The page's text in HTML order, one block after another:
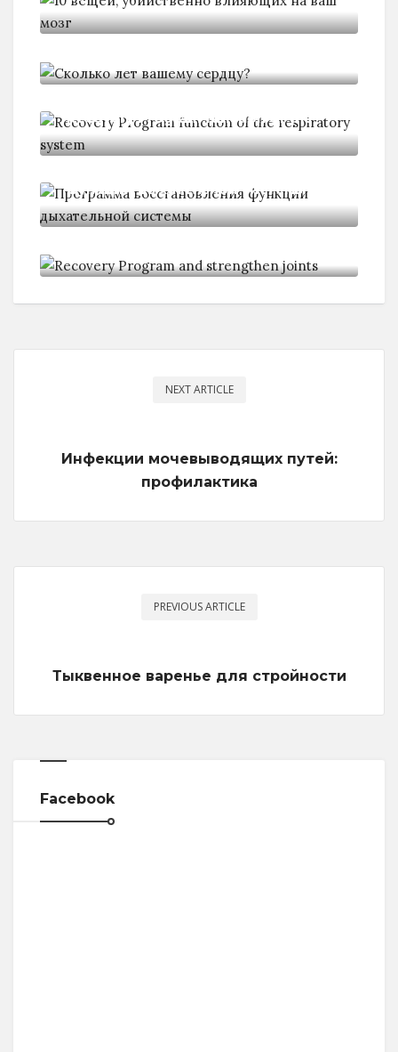
Recovery Program function of the
функции дыхательной системы
Recovery Program and strengthen
NEXT ARTICLE
Инфекции мочевыводящих путей:
профилактика
PREVIOUS ARTICLE
Тыквенное варенье для стройности
Facebook